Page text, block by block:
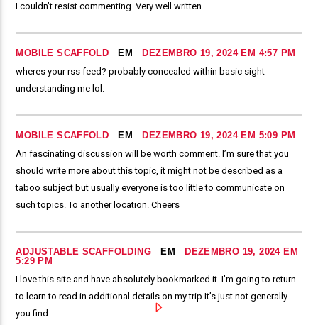
I couldn’t resist commenting. Very well written.
MOBILE SCAFFOLD EM
DEZEMBRO 19, 2024 EM 4:57 PM
wheres your rss feed? probably concealed within basic sight
understanding me lol.
MOBILE SCAFFOLD EM
DEZEMBRO 19, 2024 EM 5:09 PM
An fascinating discussion will be worth comment. I’m sure that you
should write more about this topic, it might not be described as a
taboo subject but usually everyone is too little to communicate on
such topics. To another location. Cheers
ADJUSTABLE SCAFFOLDING EM
DEZEMBRO 19, 2024 EM
5:29 PM
I love this site and have absolutely bookmarked it. I’m going to return
to learn to read in additional details on my trip It’s just not generally
you find